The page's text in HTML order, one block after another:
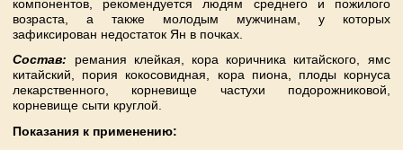
компонентов, рекомендуется людям среднего и пожилого
возраста, а также молодым мужчинам, у которых
зафиксирован недостаток Ян в почках.
Состав: ремания клейкая, кора коричника китайского, ямс
китайский, пория кокосовидная, кора пиона, плоды корнуса
лекарственного, корневище частухи подорожниковой,
корневище сыти круглой.
Показания к применению: